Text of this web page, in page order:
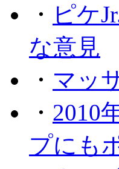
・ ピケ
な意見
・ マッ
・ 2010
プにも